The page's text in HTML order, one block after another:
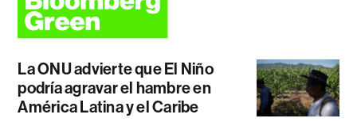
La ONU advierte que El Niño
podría agravar el hambre en
América Latina y el Caribe